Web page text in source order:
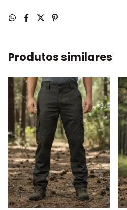
Produtos similares